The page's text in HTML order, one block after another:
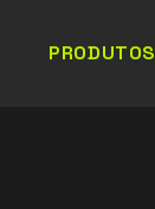
PRODUTOS